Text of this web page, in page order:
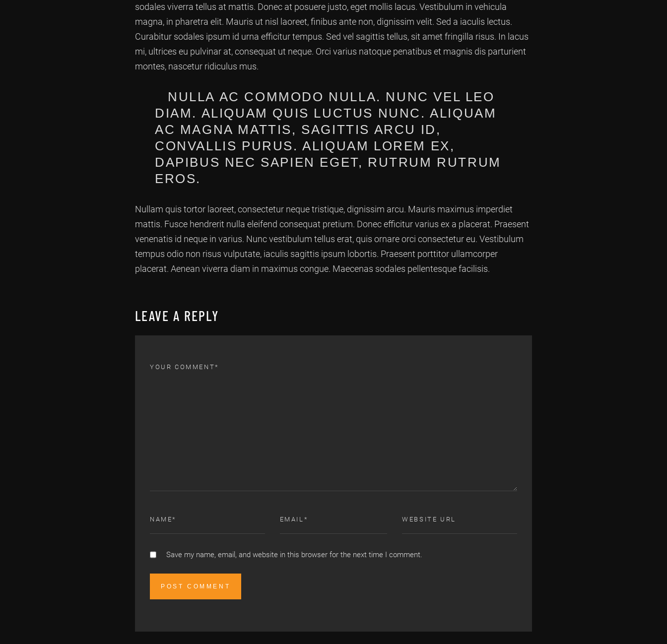
sodales viverra tellus at mattis. Donec at posuere justo, eget mollis lacus. Vestibulum in vehicula
magna, in pharetra elit. Mauris ut nisl laoreet, finibus ante non, dignissim velit. Sed a iaculis lectus.
Curabitur sodales ipsum id urna efficitur tempus. Sed vel sagittis tellus, sit amet fringilla risus. In lacus
mi, ultrices eu pulvinar at, consequat ut neque. Orci varius natoque penatibus et magnis dis parturient
montes, nascetur ridiculus mus.
NULLA AC COMMODO NULLA. NUNC VEL LEO
DIAM. ALIQUAM QUIS LUCTUS NUNC. ALIQUAM
AC MAGNA MATTIS, SAGITTIS ARCU ID,
CONVALLIS PURUS. ALIQUAM LOREM EX,
DAPIBUS NEC SAPIEN EGET, RUTRUM RUTRUM
EROS.
Nullam quis tortor laoreet, consectetur neque tristique, dignissim arcu. Mauris maximus imperdiet
mattis. Fusce hendrerit nulla eleifend consequat pretium. Donec efficitur varius ex a placerat. Praesent
venenatis id neque in varius. Nunc vestibulum tellus erat, quis ornare orci consectetur eu. Vestibulum
tempus odio non risus vulputate, iaculis sagittis ipsum lobortis. Praesent porttitor ullamcorper
placerat. Aenean viverra diam in maximus congue. Maecenas sodales pellentesque facilisis.
LEAVE A REPLY
Save my name, email, and website in this browser for the next time I comment.